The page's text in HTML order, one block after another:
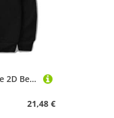
zhedu Mf Doom Hoodie 2D Bedrucktes Sweatshirt Männer/Frauen Herbst Winter Casual Trainingsanzug Pullover Kleidung (2xs-4xl) (3XL,Color 1)
21,48 €